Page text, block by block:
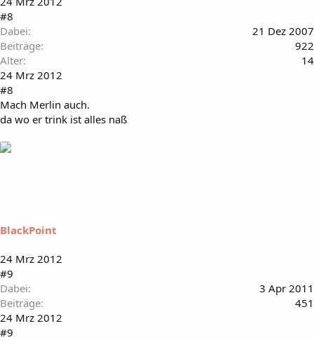
#8
Dabei
21 Dez 2007
Beiträge
922
Alter
14
24 Mrz 2012
#8
Mach Merlin auch.
da wo er trink ist alles naß
BlackPoint
24 Mrz 2012
#9
Dabei
3 Apr 2011
Beiträge
451
24 Mrz 2012
#9